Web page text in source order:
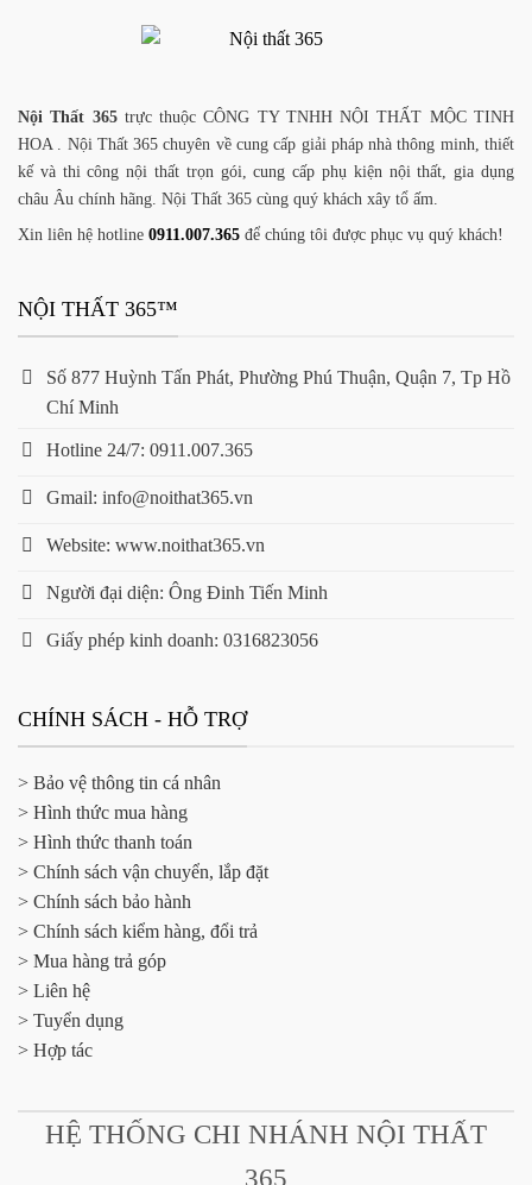
Nội Thất 365trực thuộc CÔNG TY TNHH NỘI THẤT MỘC TINH
HOA . Nội Thất 365 chuyên về cung cấp giải pháp nhà thông minh, thiết
kế và thi công nội thất trọn gói, cung cấp phụ kiện nội thất, gia dụng
châu Âu chính hãng. Nội Thất 365 cùng quý khách xây tổ ấm.
Xin liên hệ hotline 0911.007.365 để chúng tôi được phục vụ quý khách!
NỘI THẤT 365™
Số 877 Huỳnh Tấn Phát, Phường Phú Thuận, Quận 7, Tp Hồ
Chí Minh
Hotline 24/7: 0911.007.365
Gmail: info@noithat365.vn
Website: www.noithat365.vn
Người đại diện: Ông Đinh Tiến Minh
Giấy phép kinh doanh: 0316823056
CHÍNH SÁCH - HỖ TRỢ
> Bảo vệ thông tin cá nhân
> Hình thức mua hàng
> Hình thức thanh toán
> Chính sách vận chuyển, lắp đặt
> Chính sách bảo hành
> Chính sách kiểm hàng, đổi trả
> Mua hàng trả góp
> Liên hệ
> Tuyển dụng
> Hợp tác
HỆ THỐNG CHI NHÁNH NỘI THẤT
365